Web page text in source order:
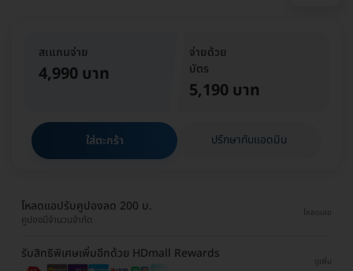
จ่ายด้วย
บัตร
5,190 บาท
สเแกนจ่าย
4,990 บาท
ใส่ตะกร้า ปรึกษากับแอดมิน
โหลดแอปรับคูปองลด 200 บ.
คูปองมีจำนวนจำกัด
โหลดเลย
รับสิทธิพิเศษเพิ่มอีกด้วย HDmall Rewards
ดูเพิ่ม